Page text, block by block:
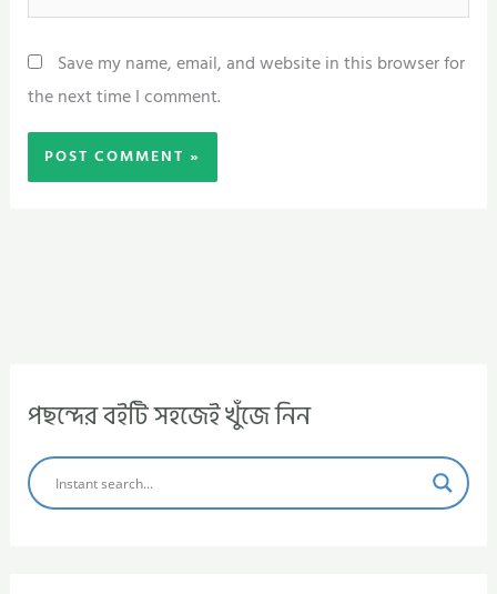
Save my name, email, and website in this browser for
the next time I comment.
পছন্দের বইটি সহজেই খুঁজে নিন